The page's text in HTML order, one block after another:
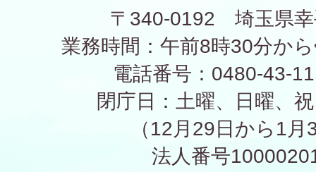
〒340-0192 埼玉県幸
業務時間：午前8時30分か
電話番号：0480-43-
閉庁日：土曜、日曜、
（12月29日から1
法人番号